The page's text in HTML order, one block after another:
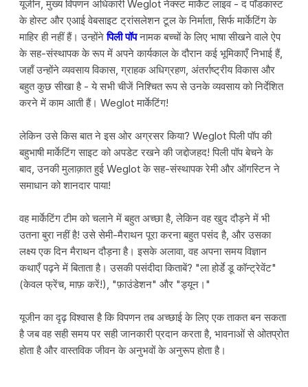
यूजीन, मुख्य विपणन अधिकारी Weglot नेक्स्ट मार्केट लाइव - द पॉडकास्ट
के होस्ट और एआई वेबसाइट ट्रांसलेशन टूल के निर्माता, सिर्फ मार्केटिंग के
माहिर ही नहीं हैं। उन्होंनेपिली पॉपनामक बच्चों के लिए भाषा सीखने वाले ऐप
के सह-संस्थापक के रूप में अपने कार्यकाल के दौरान कई भूमिकाएँ निभाई हैं,
जहाँ उन्होंने व्यवसाय विकास, ग्राहक अधिग्रहण, अंतर्राष्ट्रीय विकास और
बहुत कुछ सीखा है - ये सभी चीजें निश्चित रूप से उनके व्यवसाय को निर्देशित
करने में काम आती हैं। Weglot मार्केटिंग!
लेकिन उसे किस बात ने इस ओर अग्रसर किया? Weglot पिली पॉप की
बहुभाषी मार्केटिंग साइट को अपडेट रखने की जद्दोजहद! पिली पॉप बेचने के
बाद, उनकी मुलाक़ात हुई Weglot के सह-संस्थापक रेमी और ऑगस्टिन ने
समाधान को शानदार पाया!
वह मार्केटिंग टीम को चलाने में बहुत अच्छा है, लेकिन वह खुद दौड़ने में भी
उतना बुरा नहीं है! उसे सेमी-मैराथन पूरा करना बहुत पसंद है, और उसका
लक्ष्य एक दिन मैराथन दौड़ना है। इसके अलावा, वह अपना समय विज्ञान
कथाएँ पढ़ने में बिताता है। उसकी पसंदीदा किताबें? "ला होर्डे डू कॉन्ट्रेवेंट"
(केवल फ्रेंच, माफ़ करें!), "फ़ाउंडेशन" और "ड्यून।"
यूजीन का दृढ़ विश्वास है कि विपणन तब अच्छाई के लिए एक ताकत बन सकता
है जब वह सही समय पर सही जानकारी प्रदान करता है, भावनाओं से ओतप्रोत
होता है और वास्तविक जीवन के अनुभवों के अनुरूप होता है।